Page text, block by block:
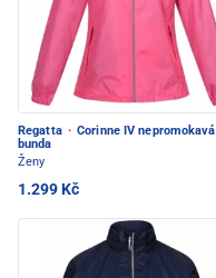
Regatta · Corinne IV nepromokavá
bunda
Ženy
1.299 Kč